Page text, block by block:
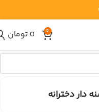
0
0 تومان
دار دخترانه